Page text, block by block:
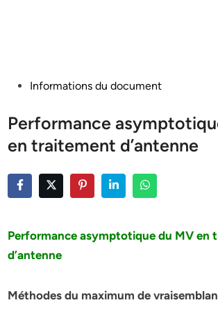
PostedInformations du document
Performance
en traitement d’antenne
Performance asymptotique du MV en
d’antenne
Méthodes du maximum de